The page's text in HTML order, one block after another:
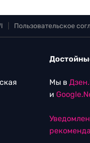
Пользовательское
Мы в
и